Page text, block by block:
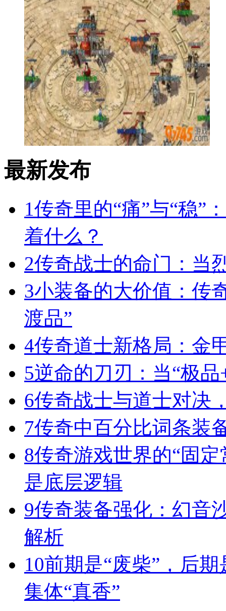
最新发布
1传奇里的“痛”与“稳”
着什么？
2传奇战士的命门：当
3小装备的大价值：传
渡品”
4传奇道士新格局：金
5逆命的刀刃：当“极
6传奇战士与道士对决
7传奇中百分比词条装
8传奇游戏世界的“固
是底层逻辑
9传奇装备强化：幻音
解析
10前期是“废柴”，后
集体“真香”